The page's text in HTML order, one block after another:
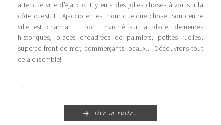
attendue ville d’Ajaccio. Il y en a des jolies choses à voir sur la
côte ouest. Et Ajaccio en est pour quelque chose! Son centre
ville est charmant : port, marché sur la place, demeures
historiques, places encadrées de palmiers, petites ruelles,
superbe front de mer, commerçants locaux… Découvrons tout
cela ensemble!
…
lire la suite…